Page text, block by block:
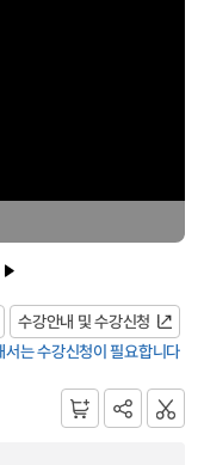
수강안내 및 수강신청
는 수강신청이 필요합니다